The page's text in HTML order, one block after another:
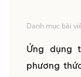
Danh mục bài
Ứng dụng
phương